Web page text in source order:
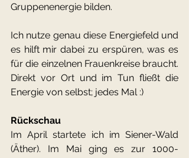
Gruppenenergie bilden.
Ich nutze genau diese Energiefeld und
es hilft mir dabei zu erspüren, was es
für die einzelnen Frauenkreise braucht.
Direkt vor Ort und im Tun fließt die
Energie von selbst; jedes Mal :)
Rückschau
Im April startete ich im Siener-Wald
(Äther). Im Mai ging es zur 1000-